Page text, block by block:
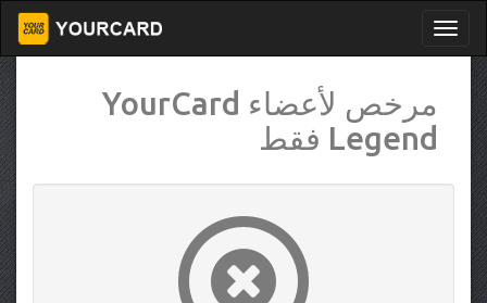
مرخص لأعضاء YourCard
Legend فقط